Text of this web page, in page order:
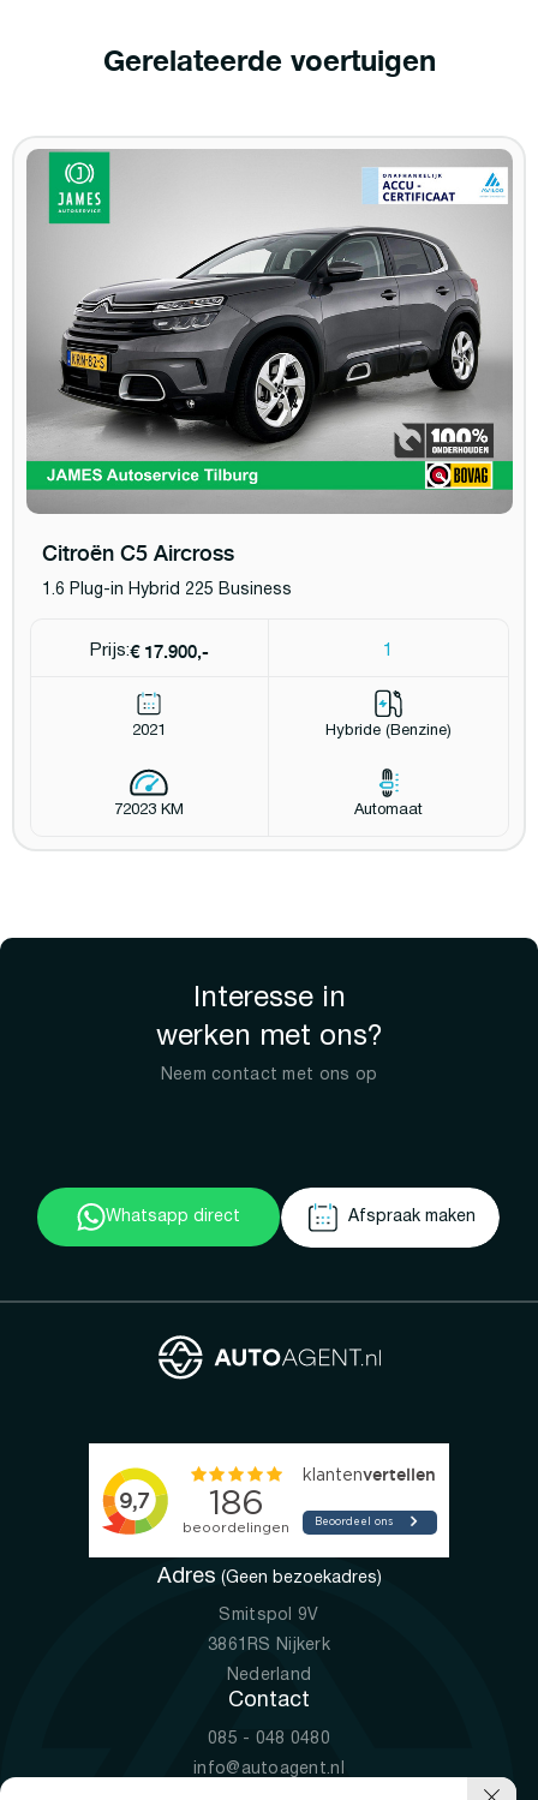
Gerelateerde voertuigen
Citroën C5 Aircross
1.6 Plug-in Hybrid 225 Business
Prijs:€ 17.900,- 1
2021 Hybride (Benzine)
72023 KM Automaat
Interesse in
werken met ons?
Neem contact met ons op
Whatsapp direct Afspraak maken
Adres (Geen bezoekadres)
Smitspol 9V
3861RS Nijkerk
Nederland
Contact
085 - 048 0480
info@autoagent.nl